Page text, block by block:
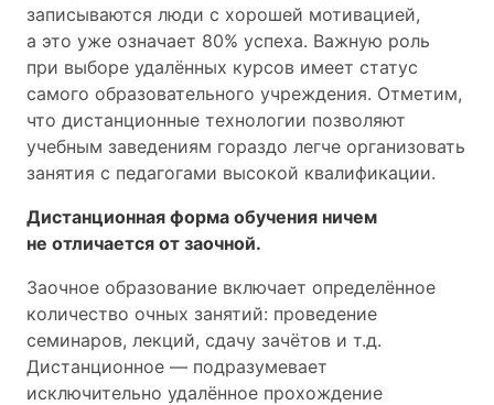
записываются люди с хорошей мотивацией,
а это уже означает 80% успеха. Важную роль
при выборе удалённых курсов имеет статус
самого образовательного учреждения. Отметим,
что дистанционные технологии позволяют
учебным заведениям гораздо легче организовать
занятия с педагогами высокой квалификации.
Дистанционная форма обучения ничем
не отличается от заочной.
Заочное образование включает определённое
количество очных занятий: проведение
семинаров, лекций, сдачу зачётов и т.д.
Дистанционное — подразумевает
исключительно удалённое прохождение